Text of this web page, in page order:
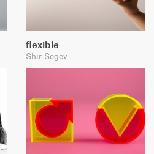
flexible
Shir Segev